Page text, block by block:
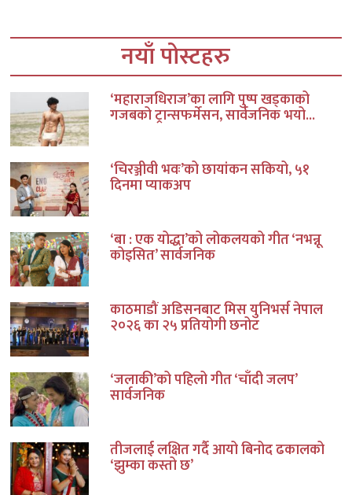
नयाँ पोस्टहरु
‘महाराजधिराज’का लागि पुष्प खड्काको
गजबको ट्रान्सफर्मेसन, सार्वजनिक भयो...
‘चिरञ्जीवी भवः’को छायांकन सकियो, ५१
दिनमा प्याकअप
‘बा : एक योद्धा’को लोकलयको गीत ‘नभन्नू
कोइसित’ सार्वजनिक
काठमाडौं अडिसनबाट मिस युनिभर्स नेपाल
२०२६ का २५ प्रतियोगी छनोट
‘जलाकी’को पहिलो गीत ‘चाँदी जलप’
सार्वजनिक
तीजलाई लक्षित गर्दै आयो बिनोद ढकालको
‘झुम्का कस्तो छ’